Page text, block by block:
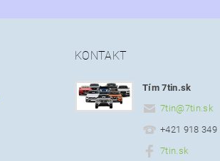
KONTAKT
Tím 7tin.sk
7tin@7tin.sk
+421 918 349
7tin.sk